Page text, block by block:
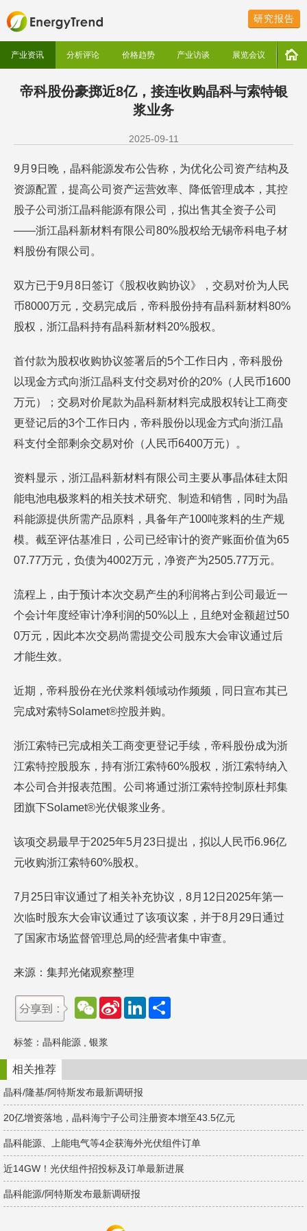
研究报告
产业资讯 分析评论 价格趋势 产业访谈 展览会议
帝科股份豪掷近8亿，接连收购晶科与索特银
浆业务
2025-09-11
9月9日晚，晶科能源发布公告称，为优化公司资产结构及
资源配置，提高公司资产运营效率、降低管理成本，其控
股子公司浙江晶科能源有限公司，拟出售其全资子公司
——浙江晶科新材料有限公司80%股权给无锡帝科电子材
料股份有限公司。
双方已于9月8日签订《股权收购协议》，交易对价为人民
币8000万元，交易完成后，帝科股份持有晶科新材料80%
股权，浙江晶科持有晶科新材料20%股权。
首付款为股权收购协议签署后的5个工作日内，帝科股份
以现金方式向浙江晶科支付交易对价的20%（人民币1600
万元）；交易对价尾款为晶科新材料完成股权转让工商变
更登记后的3个工作日内，帝科股份以现金方式向浙江晶
科支付全部剩余交易对价（人民币6400万元）。
资料显示，浙江晶科新材料有限公司主要从事晶体硅太阳
能电池电极浆料的相关技术研究、制造和销售，同时为晶
科能源提供所需产品原料，具备年产100吨浆料的生产规
模。截至评估基准日，公司已经审计的资产账面价值为65
07.77万元，负债为4002万元，净资产为2505.77万元。
流程上，由于预计本次交易产生的利润将占到公司最近一
个会计年度经审计净利润的50%以上，且绝对金额超过50
0万元，因此本次交易尚需提交公司股东大会审议通过后
才能生效。
近期，帝科股份在光伏浆料领域动作频频，同日宣布其已
完成对索特Solamet®控股并购。
浙江索特已完成相关工商变更登记手续，帝科股份成为浙
江索特控股股东，持有浙江索特60%股权，浙江索特纳入
本公司合并报表范围。公司将通过浙江索特控制原杜邦集
团旗下Solamet®光伏银浆业务。
该项交易最早于2025年5月23日提出，拟以人民币6.96亿
元收购浙江索特60%股权。
7月25日审议通过了相关补充协议，8月12日2025年第一
次临时股东大会审议通过了该项议案，并于8月29日通过
了国家市场监督管理总局的经营者集中审查。
来源：集邦光储观察整理
W
e
a
t
S
e
b
o
L
d
n
标签： 晶科能源 银浆
相关推荐
晶科/隆基/阿特斯发布最新调研报
20亿增资落地，晶科海宁子公司注册资本增至43.5亿元
晶科能源、上能电气等4企获海外光伏组件订单
近14GW！光伏组件招投标及订单最新进展
晶科能源/阿特斯发布最新调研报